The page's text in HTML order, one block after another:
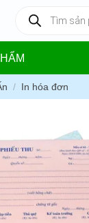
kiếm
phẩm
/ In hóa đơn